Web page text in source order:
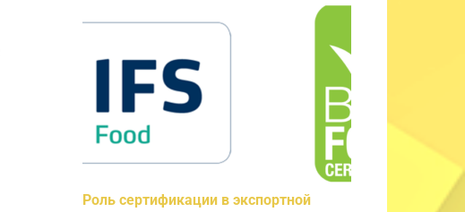
Роль сертификации в экспортной